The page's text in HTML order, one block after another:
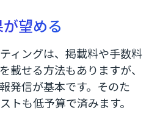
望める
ィングは、掲載料や手数料
載せる方法もありますが、
発信が基本です。そのた
トも低予算で済みます。